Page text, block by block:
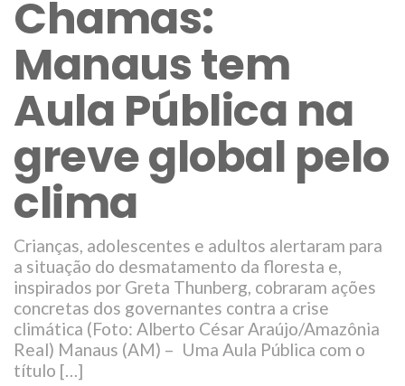
Chamas:
Manaus tem
Aula Pública na
greve global pelo
clima
Crianças, adolescentes e adultos alertaram para
a situação do desmatamento da floresta e,
inspirados por Greta Thunberg, cobraram ações
concretas dos governantes contra a crise
climática (Foto: Alberto César Araújo/Amazônia
Real) Manaus (AM) – Uma Aula Pública com o
título […]